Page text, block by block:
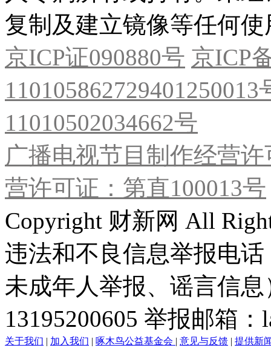
复制及建立镜像等任何使
京ICP证090880号 京ICP
11010502034662号
广播电视节目制作经营
营许可证：第直100013号
Copyright 财新网 All
违法和不良信息举报电
未成年人举报、谣言信
13195200605 举报邮箱
关于我们 | 加入我们 | 啄木鸟公益基金会 | 意见与反馈 | 提供新